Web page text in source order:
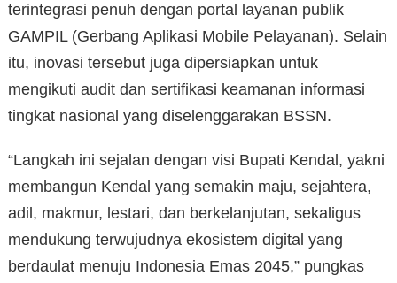
terintegrasi penuh dengan portal layanan publik
GAMPIL (Gerbang Aplikasi Mobile Pelayanan). Selain
itu, inovasi tersebut juga dipersiapkan untuk
mengikuti audit dan sertifikasi keamanan informasi
tingkat nasional yang diselenggarakan BSSN.
“Langkah ini sejalan dengan visi Bupati Kendal, yakni
membangun Kendal yang semakin maju, sejahtera,
adil, makmur, lestari, dan berkelanjutan, sekaligus
mendukung terwujudnya ekosistem digital yang
berdaulat menuju Indonesia Emas 2045,” pungkas